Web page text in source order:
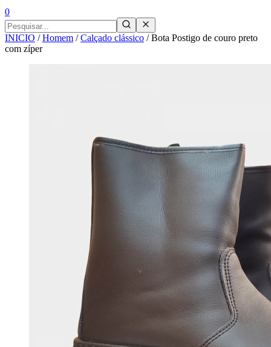
0
INICIO /Homem /Calçado clássico /Bota Postigo de couro preto
com zíper